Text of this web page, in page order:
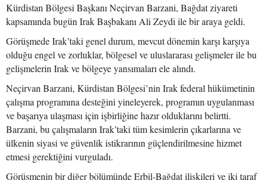
Kürdistan Bölgesi Başkanı Neçirvan Barzani, Bağdat ziyareti
kapsamında bugün Irak Başbakanı Ali Zeydi ile bir araya geldi.
Görüşmede Irak’taki genel durum, mevcut dönemin karşı karşıya
olduğu engel ve zorluklar, bölgesel ve uluslararası gelişmeler ile bu
gelişmelerin Irak ve bölgeye yansımaları ele alındı.
Neçirvan Barzani, Kürdistan Bölgesi’nin Irak federal hükümetinin
çalışma programına desteğini yineleyerek, programın uygulanması
ve başarıya ulaşması için işbirliğine hazır olduklarını belirtti.
Barzani, bu çalışmaların Irak’taki tüm kesimlerin çıkarlarına ve
ülkenin siyasi ve güvenlik istikrarının güçlendirilmesine hizmet
etmesi gerektiğini vurguladı.
Görüşmenin bir diğer bölümünde Erbil-Bağdat ilişkileri ve iki taraf